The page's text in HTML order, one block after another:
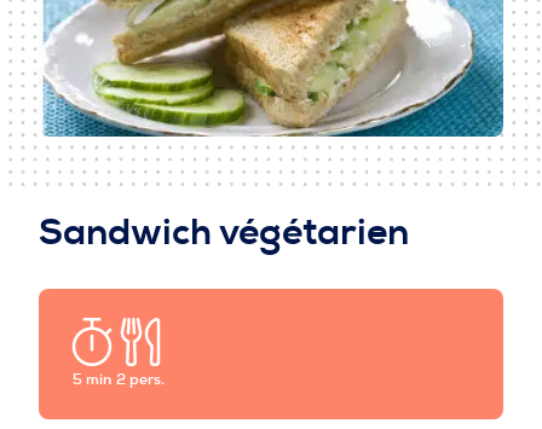
MON ACTIVITÉ PHYSIQUE
MA SANTÉ AU QUOTIDIEN
Sandwich végétarien
5 min 2 pers.